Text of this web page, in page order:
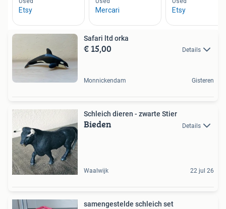
Safari ltd orka
€ 15,00 Details
Monnickendam Gisteren
Schleich dieren - zwarte Stier
Bieden Details
Waalwijk 22 jul 26
samengestelde schleich set